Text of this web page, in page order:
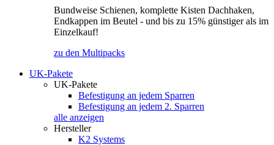
Bundweise Schienen, komplette Kisten Dachhaken,
Endkappen im Beutel - und bis zu 15% günstiger als im
Einzelkauf!
zu den Multipacks
UK-Pakete
UK-Pakete
Befestigung an jedem Sparren
Befestigung an jedem 2. Sparren
alle anzeigen
Hersteller
K2 Systems